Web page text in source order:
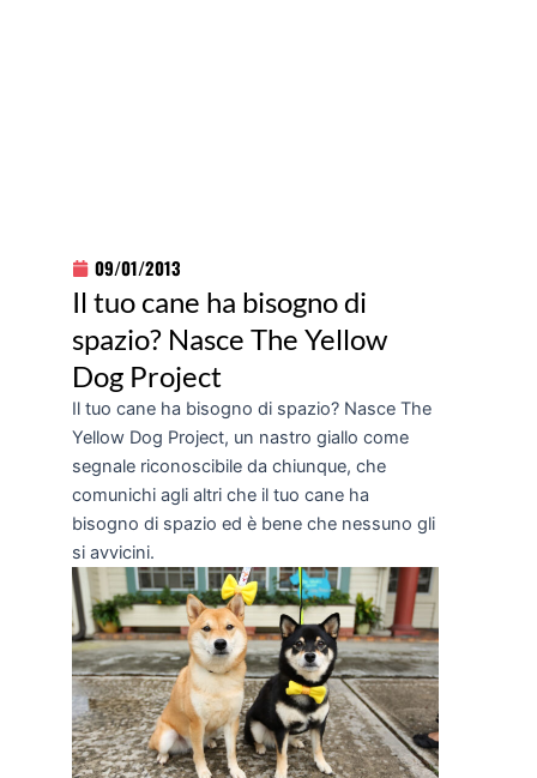
09/01/2013
Il tuo cane ha bisogno di
spazio? Nasce The Yellow
Dog Project
Il tuo cane ha bisogno di spazio? Nasce The
Yellow Dog Project, un nastro giallo come
segnale riconoscibile da chiunque, che
comunichi agli altri che il tuo cane ha
bisogno di spazio ed è bene che nessuno gli
si avvicini.